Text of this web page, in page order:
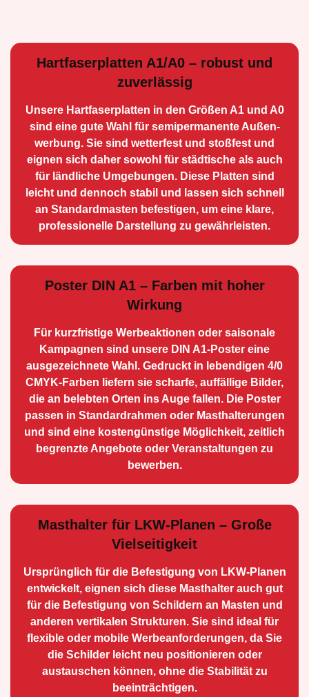
Hartfaserplatten A1/A0 – robust und
zuverlässig
Unsere Hartfaserplatten in den Größen A1 und A0
sind eine gute Wahl für semiperma­nente Außen­
werbung. Sie sind wetterfest und stoßfest und
eignen sich daher sowohl für städtische als auch
für ländliche Umge­bungen. Diese Platten sind
leicht und dennoch stabil und lassen sich schnell
an Standard­masten befestigen, um eine klare,
professionelle Darstellung zu gewährleisten.
Poster DIN A1 – Farben mit hoher
Wirkung
Für kurzfristige Werbe­aktionen oder saisonale
Kampagnen sind unsere DIN A1-Poster eine
ausge­zeichnete Wahl. Gedruckt in lebendigen 4/0
CMYK-Farben liefern sie scharfe, auffällige Bilder,
die an belebten Orten ins Auge fallen. Die Poster
passen in Standardrahmen oder Masthalterungen
und sind eine kostengünstige Möglichkeit, zeitlich
begrenzte Angebote oder Veranstaltungen zu
bewerben.
Masthalter für LKW-Planen – Große
Vielseitigkeit
Ursprünglich für die Be­festigung von LKW-Planen
entwickelt, eignen sich diese Masthalter auch gut
für die Befestigung von Schildern an Masten und
anderen vertikalen Strukturen. Sie sind ideal für
flexible oder mobile Werbean­forderungen, da Sie
die Schilder leicht neu positio­nieren oder
austauschen können, ohne die Stabilität zu
beeinträchtigen.